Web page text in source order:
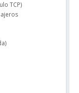
TCP)
)